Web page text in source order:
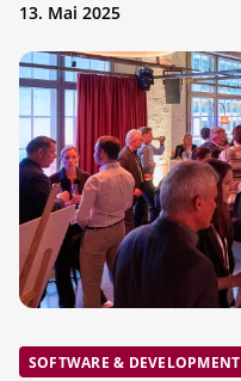
13. Mai 2025
SOFTWARE & DEVELOPMENT